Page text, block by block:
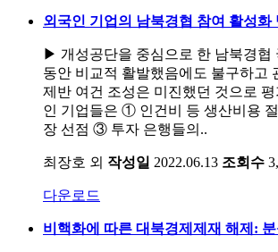
외국인 기업의 남북경협 참여 활성화
▶ 개성공단을 중심으로 한 남북경협
동안 비교적 활발했음에도 불구하고
제반 여건 조성은 미진했던 것으로
인 기업들은 ① 인건비 등 생산비용
장 선점 ③ 투자 은행들의..
최장호 외 작성일 2022.06.13 조회수
다운로드
비핵화에 따른 대북경제제재 해제: